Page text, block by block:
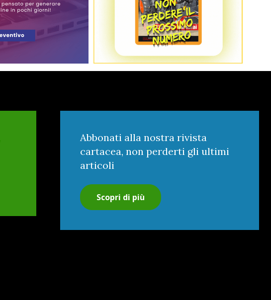
Abbonati alla nostra rivista
cartacea, non perderti gli ultimi
articoli
Scopri di più